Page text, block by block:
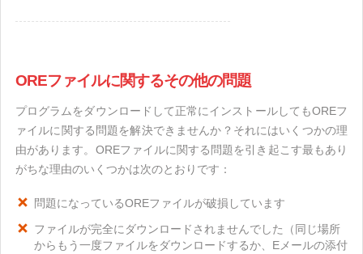
OREファイルに関するその他の問題
プログラムをダウンロードして正常にインストールしてもOREフ
ァイルに関する問題を解決できませんか？それにはいくつかの理
由があります。OREファイルに関する問題を引き起こす最もあり
がちな理由のいくつかは次のとおりです：
問題になっているOREファイルが破損しています
ファイルが完全にダウンロードされませんでした（同じ場所
からもう一度ファイルをダウンロードするか、Eメールの添付